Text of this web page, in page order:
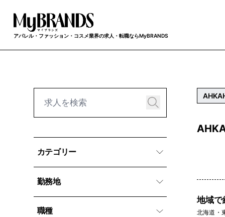
アパレル・ファッション・コスメ業界の求人・転職ならMyBRANDS
カテゴリー
勤務地
職種
地域で
北海道・